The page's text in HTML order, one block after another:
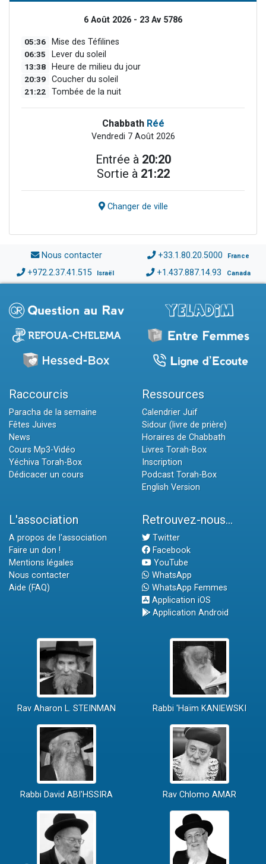
6 Août 2026 - 23 Av 5786
05:36 Mise des Téfilines
06:35 Lever du soleil
13:38 Heure de milieu du jour
20:39 Coucher du soleil
21:22 Tombée de la nuit
Chabbath Réé
Vendredi 7 Août 2026
Entrée à 20:20
Sortie à 21:22
Changer de ville
Nous contacter +33.1.80.20.5000 France
+972.2.37.41.515 Israël +1.437.887.14.93 Canada
Raccourcis
Paracha de la semaine
Fêtes Juives
News
Cours Mp3-Vidéo
Yéchiva Torah-Box
Dédicacer un cours
Ressources
Calendrier Juif
Sidour (livre de prière)
Horaires de Chabbath
Livres Torah-Box
Inscription
Podcast Torah-Box
English Version
L'association
A propos de l'association
Faire un don !
Mentions légales
Nous contacter
Aide (FAQ)
Retrouvez-nous...
Twitter
Facebook
YouTube
WhatsApp
WhatsApp Femmes
Application iOS
Application Android
Rav Aharon L. STEINMAN Rabbi 'Haïm KANIEWSKI
Rabbi David ABI'HSSIRA Rav Chlomo AMAR